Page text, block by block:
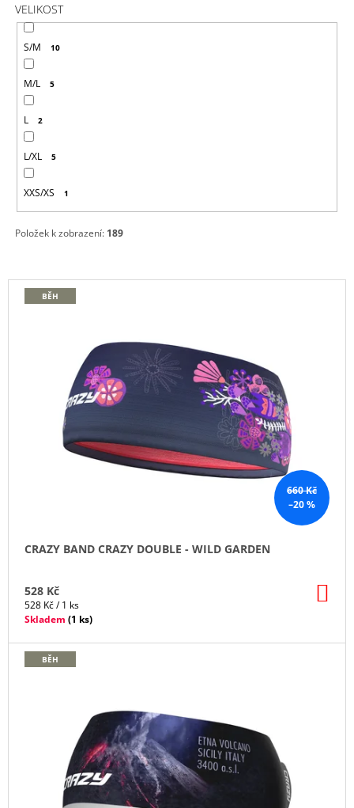
VELIKOST
S/M 10
M/L 5
L 2
L/XL 5
XXS/XS 1
Položek k zobrazení: 189
V
660 Kč
–20 %
BĚH
CRAZY BAND CRAZY DOUBLE - WILD GARDEN
528 Kč
Měrná
cena:
528 Kč / 1 ks
Skladem (1 ks)
BĚH